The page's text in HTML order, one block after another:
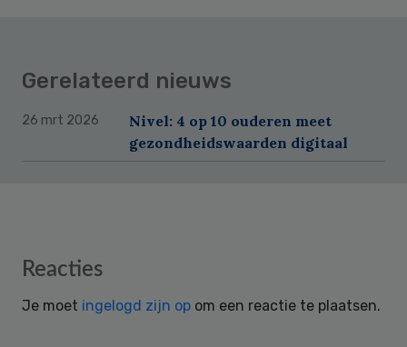
Gerelateerd nieuws
26 mrt 2026
Nivel: 4 op 10 ouderen meet
gezondheidswaarden digitaal
Reader
Reacties
Je moet ingelogd zijn op om een reactie te plaatsen.